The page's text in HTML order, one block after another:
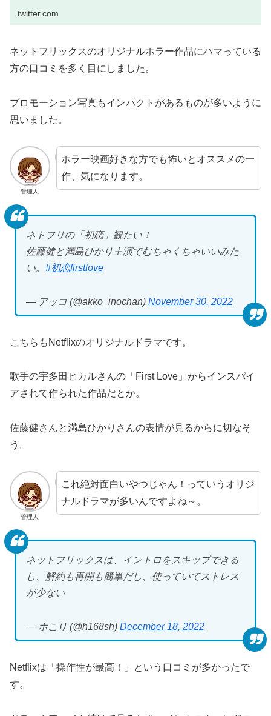
twitter.com
ネットフリックスのオリジナルホラー作品にハマっている
方の口コミを多く目にしました。
プロモーション写真もインパクトがあるものが多いように
思いました。
管理人
ホラー映画好きな方でも怖いとオススメの一
作、気になります。
ネトフリの「初恋」観たい！
佐藤健と満島ひかり主演でむちゃくちゃいいみた
い。 #初恋firstlove
— アッコ (@akko_inochan) November 30, 2022
こちらもNetflixのオリジナルドラマです。
歌手の宇多田ヒカルさんの「First Love」からインスパイ
アされて作られた作品だとか。
佐藤健さんと満島ひかりさんの表情が見るからに切なそ
う。
管理人
これ絶対面白いやつじゃん！っていうオリジ
ナルドラマが多いんですよね～。
ネットフリックスは、イントロをスキップできる
し、解約も再開も簡単だし、使っていてストレス
が少ない
— ホこり (@h168sh) December 18, 2022
Netflixは「操作性が最高！」という口コミが多かったで
す。